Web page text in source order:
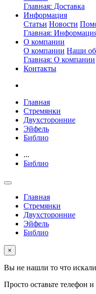
Главная: Доставка
Информация
Статьи Новости
Главная:
О компании
О компании Наши
Главная: О компании
Контакты
Главная
Стремянки
Двухсторонние
Эйфель
Библио
...
Библио
Главная
Стремянки
Двухсторонние
Эйфель
Библио
×
Вы не нашли то что
Просто оставьте телефон